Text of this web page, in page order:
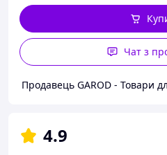
Чат з
Продавець GAROD - Товари
4.9